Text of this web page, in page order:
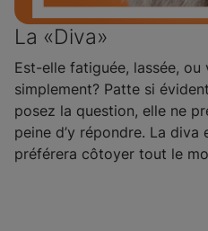
La «Diva»
Est-elle fatiguée, lassée,
simplement? Patte si
posez la question, elle ne
peine d’y répondre. La
préférera côtoyer tout le